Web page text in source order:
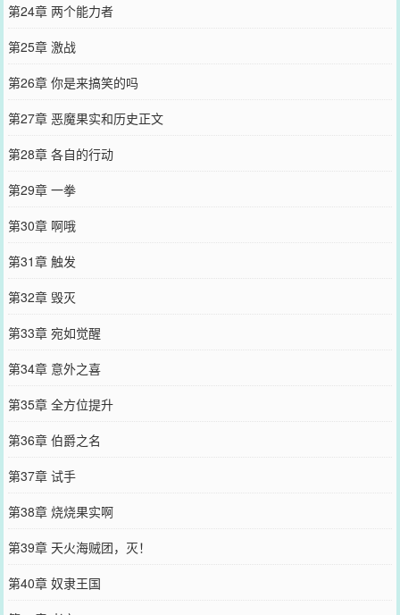
第24章 两个能力者
第25章 激战
第26章 你是来搞笑的吗
第27章 恶魔果实和历史正文
第28章 各自的行动
第29章 一拳
第30章 啊哦
第31章 触发
第32章 毁灭
第33章 宛如觉醒
第34章 意外之喜
第35章 全方位提升
第36章 伯爵之名
第37章 试手
第38章 烧烧果实啊
第39章 天火海贼团，灭！
第40章 奴隶王国